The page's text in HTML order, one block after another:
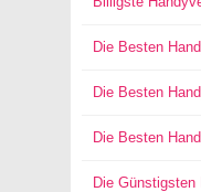
Die Besten
Die Besten
Die Besten
Die Günstigsten